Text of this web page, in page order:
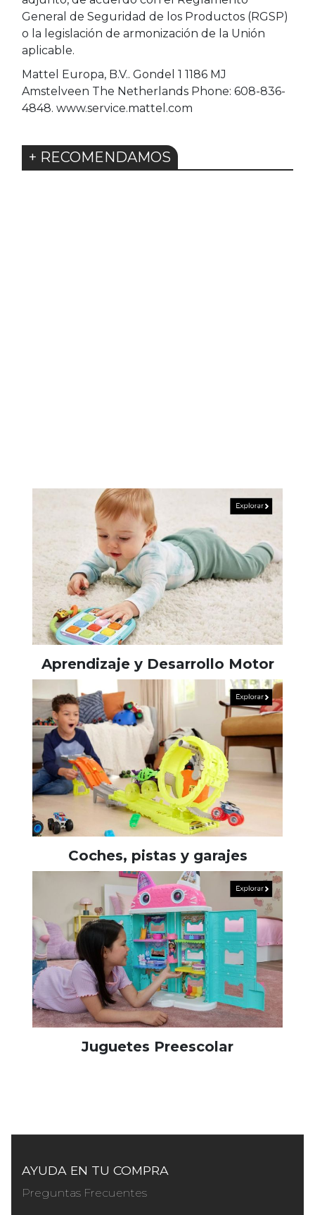
General de Seguridad de los Productos (RGSP)
o la legislación de armonización de la Unión
aplicable.
Mattel Europa, B.V.. Gondel 1 1186 MJ
Amstelveen The Netherlands Phone: 608-836-
4848. www.service.mattel.com
+ RECOMENDAMOS
Aprendizaje y Desarrollo Motor
Coches, pistas y garajes
Juguetes Preescolar
AYUDA EN TU COMPRA
Preguntas Frecuentes